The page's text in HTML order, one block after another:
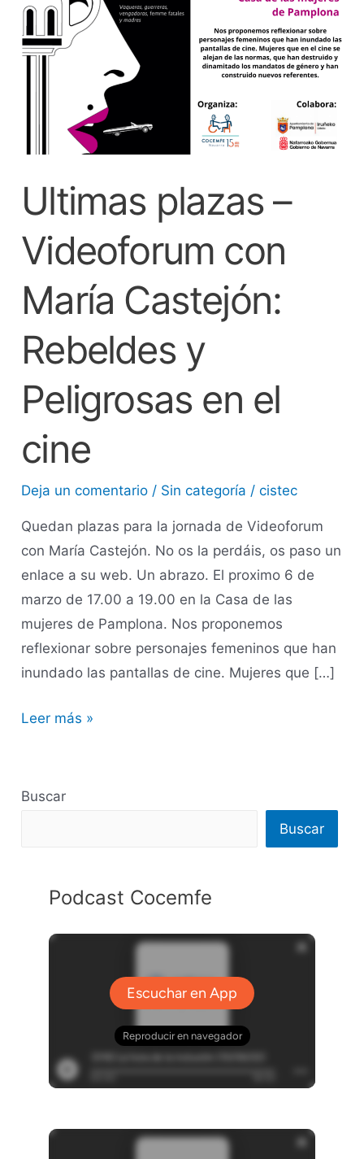
Ultimas plazas –
Videoforum con
María Castejón:
Rebeldes y
Peligrosas en el
cine
Deja un comentario / Sin categoría /cistec
Quedan plazas para la jornada de Videoforum
con María Castejón. No os la perdáis, os paso un
enlace a su web. Un abrazo. El proximo 6 de
marzo de 17.00 a 19.00 en la Casa de las
mujeres de Pamplona. Nos proponemos
reflexionar sobre personajes femeninos que han
inundado las pantallas de cine. Mujeres que […]
Videoforum
con
María
Peligrosas
en
el
Leer más »
Buscar
Buscar
Podcast Cocemfe